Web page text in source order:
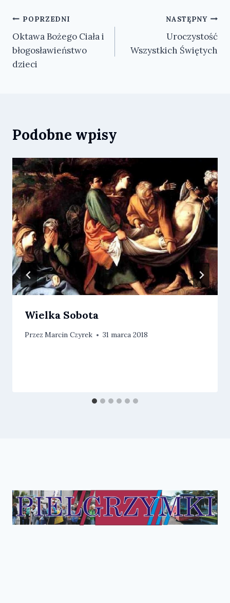
Nawigacja
wpisu
POPRZEDNI
Oktawa Bożego Ciała i
błogosławieństwo
dzieci
NASTĘPNY
Uroczystość
Wszystkich Świętych
Podobne wpisy
Wielka Sobota
Przez Marcin Czyrek 31 marca 2018